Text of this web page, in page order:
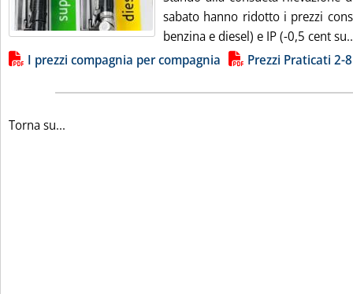
sabato hanno ridotto i prezzi
benzina e diesel) e IP (-0,5 cent
Lista allegati PDF alla notizia
I prezzi compagnia per compagnia Prezzi Praticati 2-8
Torna su...